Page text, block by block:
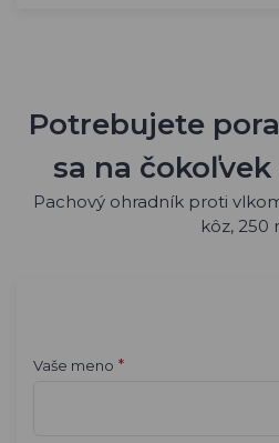
Potrebujete
sa na
Pachový ohradník proti
kôz, 250
Vaše meno *